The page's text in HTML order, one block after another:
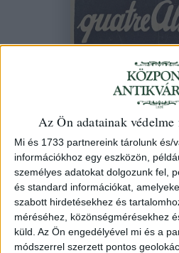
Az Ön adatainak védelme
Mi és 1733 partnereink tárolunk és/
információkhoz egy eszközön,
személyes adatokat dolgozunk fel,
és standard információkat,
szabott hirdetésekhez és
méréséhez, közönségmérésekhez
küld. Az Ön engedélyével mi és a
módszerrel szerzett pontos
Voulez-vous quatre
147. árverés/ 85.
Kikiáltási ár:80 000 Ft
Azonosító
97402